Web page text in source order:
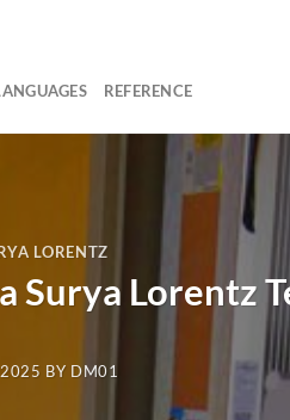
REFERENCE
LORENTZ
Surya Lorentz
BY DM01